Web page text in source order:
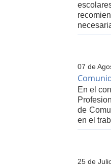
07 de
En el
de
en el
25 de